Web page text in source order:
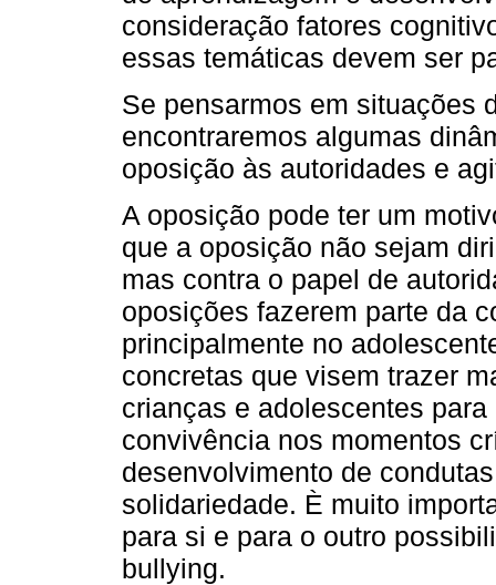
consideração fatores
essas temáticas devem ser
Se pensarmos em situações
encontraremos algumas
oposição às autoridades e
A oposição pode ter um
que a oposição não sejam
mas contra o papel de
oposições fazerem parte da
principalmente no
concretas que visem trazer
crianças e adolescentes
convivência nos momentos
desenvolvimento de
solidariedade. È muito
para si e para o outro
bullying.